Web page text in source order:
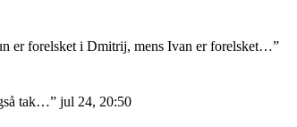
er forelsket i Dmitrij, mens Ivan er forelsket…”
tak…” jul 24, 20:50